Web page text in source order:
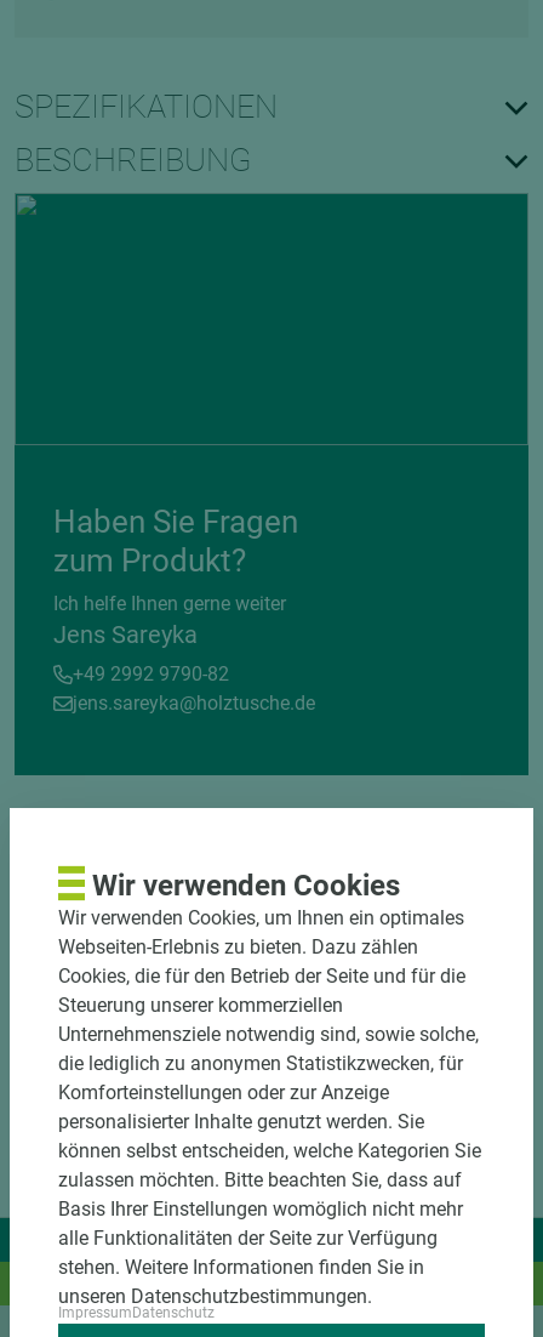
SPEZIFIKATIONEN
BESCHREIBUNG
Haben Sie Fragen
zum Produkt?
Ich helfe Ihnen gerne weiter
Jens Sareyka
+49 2992 9790-82
jens.sareyka@holztusche.de
DOWNLOADS
Wir liefern Ideen.
Und das passende Holz dazu.
Wir verwenden Cookies
Wir verwenden Cookies, um Ihnen ein optimales
Webseiten-Erlebnis zu bieten. Dazu zählen
Cookies, die für den Betrieb der Seite und für die
Steuerung unserer kommerziellen
Unternehmensziele notwendig sind, sowie solche,
die lediglich zu anonymen Statistikzwecken, für
Komforteinstellungen oder zur Anzeige
personalisierter Inhalte genutzt werden. Sie
können selbst entscheiden, welche Kategorien Sie
zulassen möchten. Bitte beachten Sie, dass auf
Basis Ihrer Einstellungen womöglich nicht mehr
alle Funktionalitäten der Seite zur Verfügung
stehen. Weitere Informationen finden Sie in
unseren Datenschutzbestimmungen.
ImpressumDatenschutz